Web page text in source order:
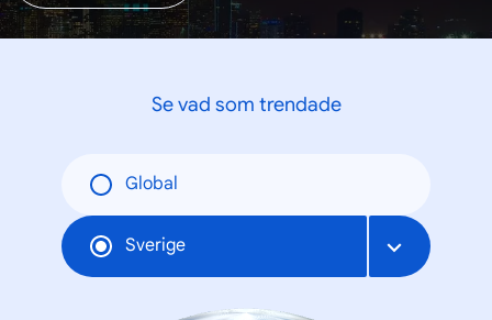
Se vad som trendade
Global
Sverige